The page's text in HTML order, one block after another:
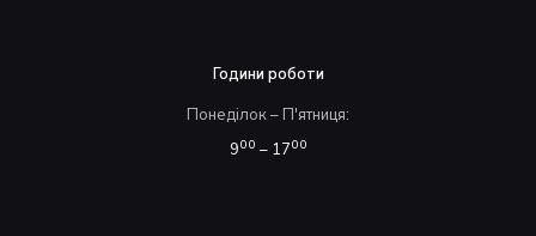
Години роботи
Понеділок – П'ятниця:
900 – 1700